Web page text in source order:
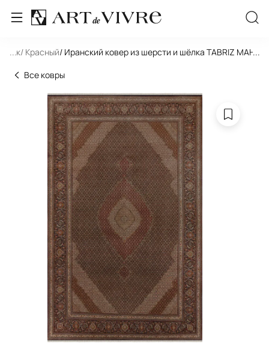
... / Красный/ Иранский ковер из шерсти и шёлка TABRIZ MAHI...
Все ковры